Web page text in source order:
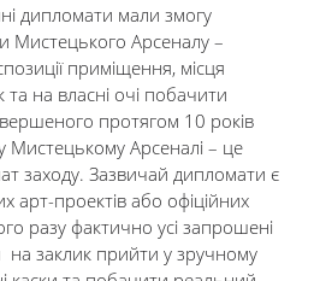
дипломати мали змогу
Мистецького Арсеналу –
приміщення, місця
на власні очі побачити
протягом 10 років
Мистецькому Арсеналі – це
заходу. Зазвичай дипломати є
арт-проектів або офіційних
разу фактично усі запрошені
на заклик прийти у зручному